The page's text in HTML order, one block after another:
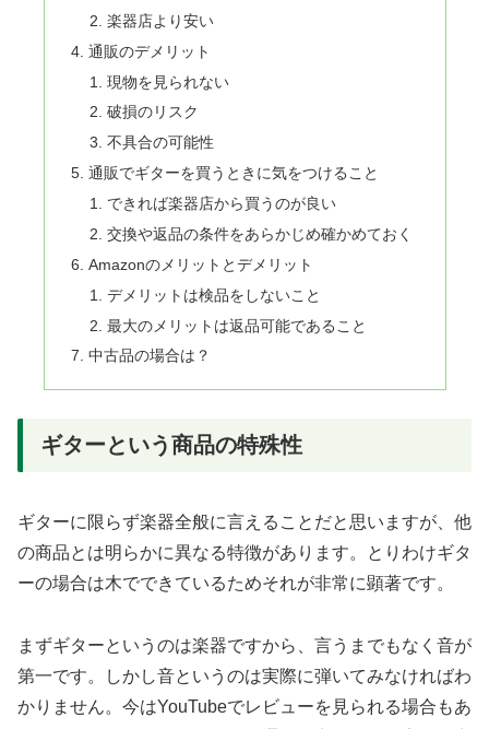
楽器店より安い
通販のデメリット
現物を見られない
破損のリスク
不具合の可能性
通販でギターを買うときに気をつけること
できれば楽器店から買うのが良い
交換や返品の条件をあらかじめ確かめておく
Amazonのメリットとデメリット
デメリットは検品をしないこと
最大のメリットは返品可能であること
中古品の場合は？
ギターという商品の特殊性
ギターに限らず楽器全般に言えることだと思いますが、他
の商品とは明らかに異なる特徴があります。とりわけギタ
ーの場合は木でできているためそれが非常に顕著です。
まずギターというのは楽器ですから、言うまでもなく音が
第一です。しかし音というのは実際に弾いてみなければわ
かりません。今はYouTubeでレビューを見られる場合もあ